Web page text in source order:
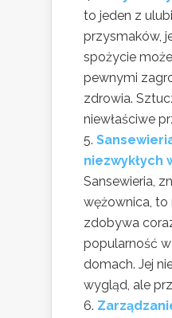
to jeden z
przysmaków,
spożycie
pewnymi
zdrowia.
niewłaściwe
niezwykłych
Sansewieria,
wężownica, to
zdobywa
popularność
domach. Jej
wygląd, ale